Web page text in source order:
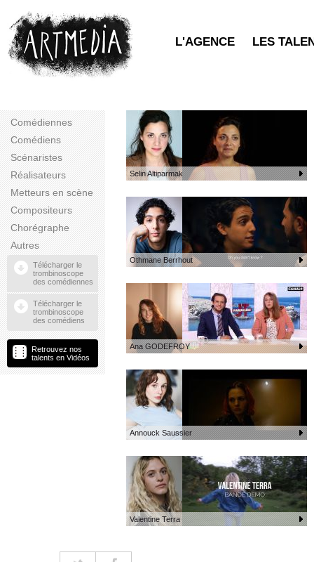
L'AGENCE LES
Comédiennes
Comédiens
Scénaristes
Réalisateurs
Metteurs en scène
Compositeurs
Chorégraphe
Autres
Télécharger le
trombinoscope
des comédiennes
Télécharger le
trombinoscope
des comédiens
Retrouvez nos
talents en Vidéos
Selin Altiparmak
Othmane Berrhout
Ana GODEFROY
Annouck Saussier
Valentine Terra